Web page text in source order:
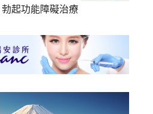
勃起功能障礙治療